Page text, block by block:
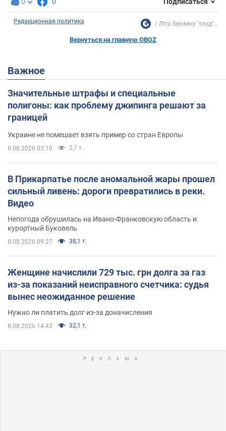
Редакционная политика Літр бензину "схуд"...
Вернуться на главную OBOZ
Важное
Значительные штрафы и специальные
полигоны: как проблему джипинга решают за
границей
Украине не помешает взять пример со стран Европы
8.08.2026 05:10 2,7 т.
В Прикарпатье после аномальной жары прошел
сильный ливень: дороги превратились в реки.
Видео
Непогода обрушилась на Ивано-Франковскую область и
курортный Буковель
8.08.2026 09:27 38,1 т.
Женщине начислили 729 тыс. грн долга за газ
из-за показаний неисправного счетчика: судья
вынес неожиданное решение
Нужно ли платить долг из-за доначисления
8.08.2026 14:43 32,1 т.